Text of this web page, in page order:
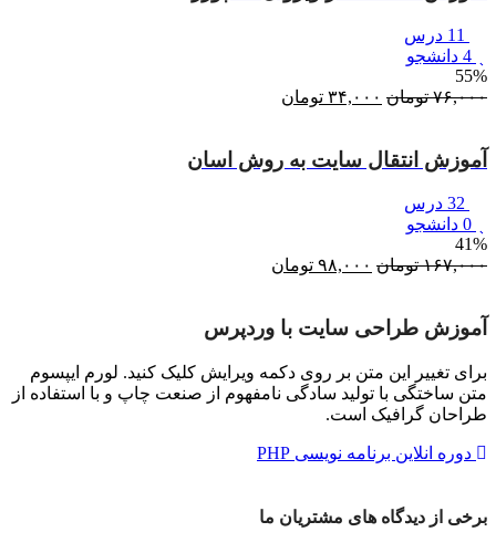
55%
۷۶,۰۰۰ تومان قیمت
بود.
۳۴,۰۰۰ تومان
آموزش انتقال سایت به روش اسان
41%
۱۶۷,۰۰۰ تومان قیمت
بود.
۹۸,۰۰۰ تومان
آموزش طراحی سایت با وردپرس
برای تغییر این متن بر روی دکمه ویرایش کلیک کنید. لورم ایپسوم
متن ساختگی با تولید سادگی نامفهوم از صنعت چاپ و با استفاده از
طراحان گرافیک است.
دوره انلاین برنامه نویسی PHP
برخی از دیدگاه های مشتریان ما